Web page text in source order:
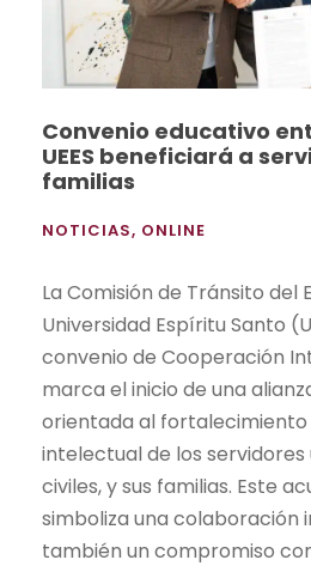
Convenio educativo
UEES beneficiará a
familias
NOTICIAS, ONLINE
La Comisión de Tránsito del
Universidad Espíritu Santo
convenio de Cooperación
marca el inicio de una
orientada al
intelectual de los servidores
civiles, y sus familias. Este
simboliza una colaboración
también un compromiso